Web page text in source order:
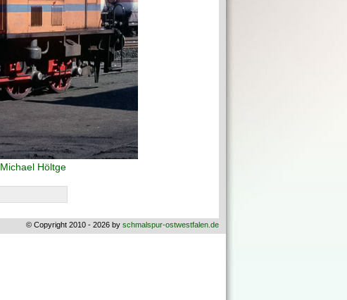
Michael Höltge
© Copyright 2010 - 2026 by schmalspur-ostwestfalen.de